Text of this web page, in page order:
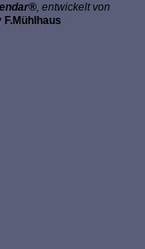
, entwickelt von